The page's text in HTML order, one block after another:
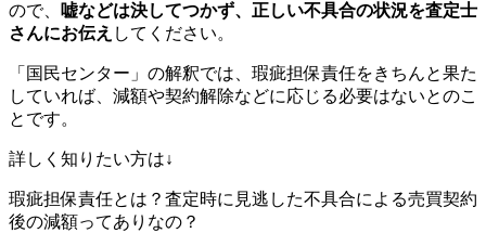
ので、
嘘などは決してつかず、正しい不具合の状況を査定士
さんにお伝え してください。
「国民センター」の解釈では、瑕疵担保責任をきちんと果た
していれば、減額や契約解除などに応じる必要はないとのこ
とです。
詳しく知りたい方は↓
瑕疵担保責任とは？査定時に見逃した不具合による売買契約
後の減額ってありなの？